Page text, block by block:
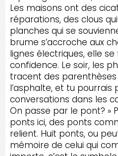
Les maisons ont des
réparations, des clous
planches qui se
brume s’accroche aux
lignes électriques, elle
confidence. Le soir, les
tracent des parenthèses
l’asphalte, et tu
conversations dans les
On passe par le pont? »
ponts ici, des ponts
relient. Huit ponts, ou
mémoire de celui qui